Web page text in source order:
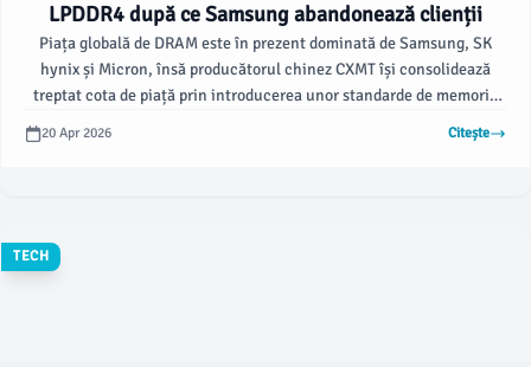
LPDDR4 după ce Samsung abandonează clienții
Piața globală de DRAM este în prezent dominată de Samsung, SK
hynix și Micron, însă producătorul chinez CXMT își consolidează
treptat cota de piață prin introducerea unor standarde de memorie
colaborare cu un alt producător local, GigaDevice, pentru a umple
20 Apr 2026 Citește
TECH